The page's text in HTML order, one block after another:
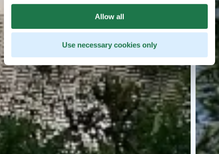
Allow all
Use necessary cookies only